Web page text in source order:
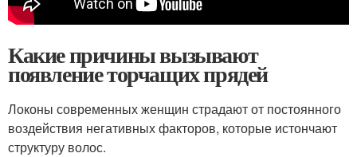
Какие причины вызывают
появление торчащих прядей
Локоны современных женщин страдают от постоянного
воздействия негативных факторов, которые истончают
структуру волос.